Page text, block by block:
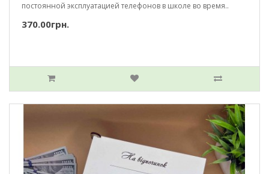
постоянной эксплуатацией телефонов в школе во время..
370.00грн.